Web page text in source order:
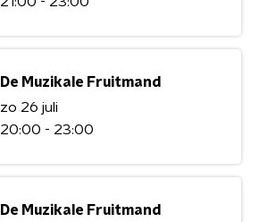
De Muzikale Fruitmand
zo 26 juli
20:00 - 23:00
De Muzikale Fruitmand